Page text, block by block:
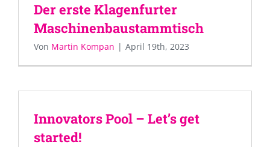
Der erste Klagenfurter
Maschinenbaustammtisch
Von Martin Kompan | April 19th, 2023
Innovators Pool – Let’s get
started!